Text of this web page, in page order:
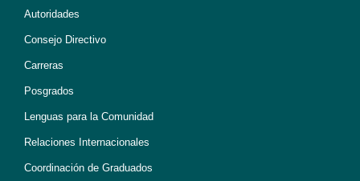
Autoridades
Consejo Directivo
Carreras
Posgrados
Lenguas para la Comunidad
Relaciones Internacionales
Coordinación de Graduados